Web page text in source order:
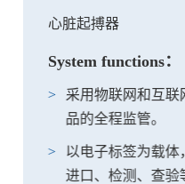
心脏起搏器
System functions：
采用物联网和互联
品的全程监管。
以电子标签为载体
进口、检测、查验